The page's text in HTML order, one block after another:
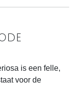
is een felle,
voor de